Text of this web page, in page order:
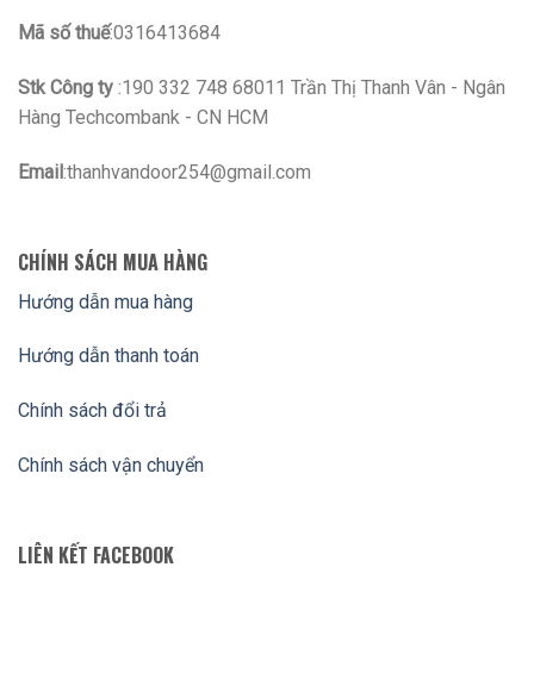
Mã số thuế:0316413684
Stk Công ty :190 332 748 68011 Trần Thị Thanh Vân - Ngân
Hàng Techcombank - CN HCM
Email:thanhvandoor254@gmail.com
CHÍNH SÁCH MUA HÀNG
Hướng dẫn mua hàng
Hướng dẫn thanh toán
Chính sách đổi trả
Chính sách vận chuyển
LIÊN KẾT FACEBOOK